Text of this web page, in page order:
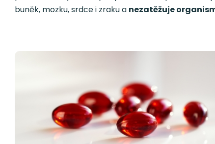
buněk, mozku, srdce i zraku a nezatěžuje